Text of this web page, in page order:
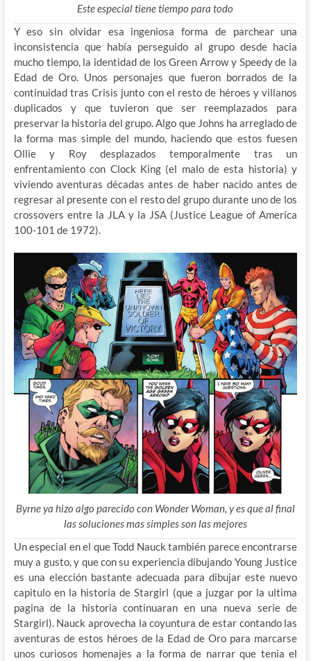
Este especial tiene tiempo para todo
Y eso sin olvidar esa ingeniosa forma de parchear una
inconsistencia que había perseguido al grupo desde hacia
mucho tiempo, la identidad de los Green Arrow y Speedy de la
Edad de Oro. Unos personajes que fueron borrados de la
continuidad tras Crisis junto con el resto de héroes y villanos
duplicados y que tuvieron que ser reemplazados para
preservar la historia del grupo. Algo que Johns ha arreglado de
la forma mas simple del mundo, haciendo que estos fuesen
Ollie y Roy desplazados temporalmente tras un
enfrentamiento con Clock King (el malo de esta historia) y
viviendo aventuras décadas antes de haber nacido antes de
regresar al presente con el resto del grupo durante uno de los
crossovers entre la JLA y la JSA (Justice League of America
100-101 de 1972).
Byrne ya hizo algo parecido con Wonder Woman, y es que al final
las soluciones mas simples son las mejores
Un especial en el que Todd Nauck también parece encontrarse
muy a gusto, y que con su experiencia dibujando Young Justice
es una elección bastante adecuada para dibujar este nuevo
capitulo en la historia de Stargirl (que a juzgar por la ultima
pagina de la historia continuaran en una nueva serie de
Stargirl). Nauck aprovecha la coyuntura de estar contando las
aventuras de estos héroes de la Edad de Oro para marcarse
unos curiosos homenajes a la forma de narrar que tenia el